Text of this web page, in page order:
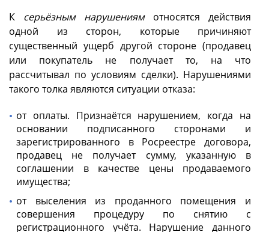
К серьёзным нарушениямотносятся действия
одной из сторон, которые причиняют
существенный ущерб другой стороне (продавец
или покупатель не получает то, на что
рассчитывал по условиям сделки). Нарушениями
такого толка являются ситуации отказа:
от оплаты. Признаётся нарушением, когда на
основании подписанного сторонами и
зарегистрированного в Росреестре договора,
продавец не получает сумму, указанную в
соглашении в качестве цены продаваемого
имущества;
от выселения из проданного помещения и
совершения процедуру по снятию с
регистрационного учёта. Нарушение данного